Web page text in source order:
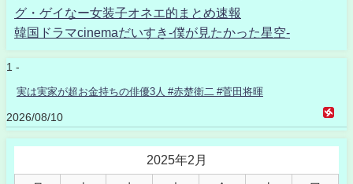
グ・ゲイなー女装子オネエ的まとめ速報
韓国ドラマcinemaだいすき-僕が見たかった星空-
1 -
実は実家が超お金持ちの俳優3人 #赤楚衛二 #菅田将暉
2026/08/10
2025年2月